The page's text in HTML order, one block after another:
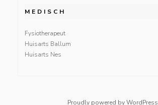
MEDISCH
Fysiotherapeut
Huisarts Ballum
Huisarts Nes
Proudly powered by WordPress